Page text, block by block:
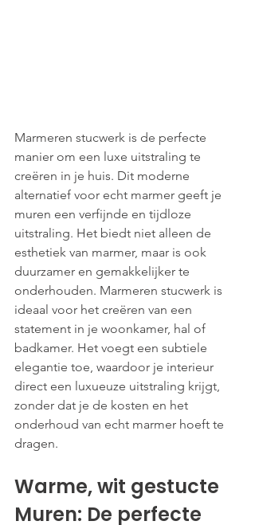
Marmeren stucwerk is de perfecte
manier om een luxe uitstraling te
creëren in je huis. Dit moderne
alternatief voor echt marmer geeft je
muren een verfijnde en tijdloze
uitstraling. Het biedt niet alleen de
esthetiek van marmer, maar is ook
duurzamer en gemakkelijker te
onderhouden. Marmeren stucwerk is
ideaal voor het creëren van een
statement in je woonkamer, hal of
badkamer. Het voegt een subtiele
elegantie toe, waardoor je interieur
direct een luxueuze uitstraling krijgt,
zonder dat je de kosten en het
onderhoud van echt marmer hoeft te
dragen.
Warme, wit gestucte
Muren: De perfecte